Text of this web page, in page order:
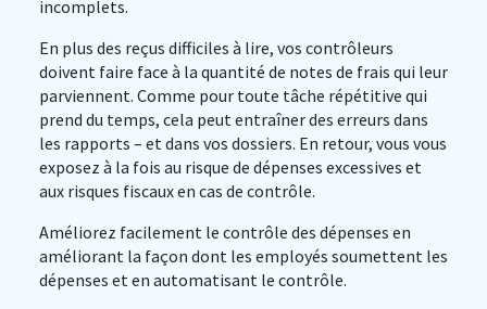
incomplets.
En plus des reçus difficiles à lire, vos contrôleurs
doivent faire face à la quantité de notes de frais qui leur
parviennent. Comme pour toute tâche répétitive qui
prend du temps, cela peut entraîner des erreurs dans
les rapports – et dans vos dossiers. En retour, vous vous
exposez à la fois au risque de dépenses excessives et
aux risques fiscaux en cas de contrôle.
Améliorez facilement le contrôle des dépenses en
améliorant la façon dont les employés soumettent les
dépenses et en automatisant le contrôle.